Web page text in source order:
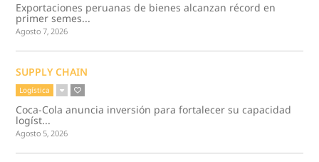
Exportaciones peruanas de bienes alcanzan récord en
primer semes...
Agosto 7, 2026
SUPPLY CHAIN
Logística
Coca-Cola anuncia inversión para fortalecer su capacidad
logíst...
Agosto 5, 2026